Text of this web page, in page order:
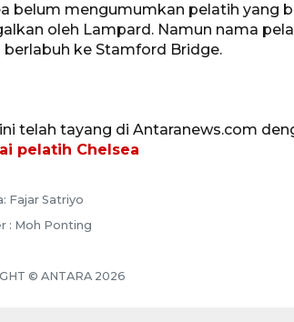
belum mengumumkan pelatih yang
oleh Lampard. Namun nama
berlabuh ke Stamford Bridge.
telah tayang di Antaranews.com
pelatih Chelsea
Fajar Satriyo
: Moh Ponting
© ANTARA 2026